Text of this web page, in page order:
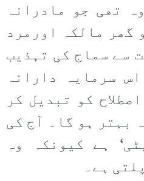
تھی جو مادرانہ
گھر مالکہ اورمرد
سے سماج کی تہذیب
سرمایہ دارانہ
کو تبدیل کر
بہتر ہو گا۔ آج کی
ہے کیونکہ وہ
ہے۔